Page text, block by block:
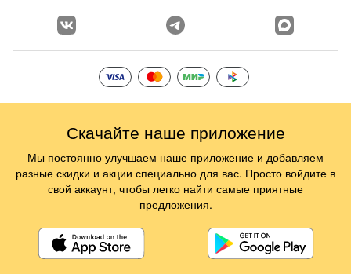
Скачайте наше приложение
Мы постоянно улучшаем наше приложение и добавляем
разные скидки и акции специально для вас. Просто войдите в
свой аккаунт, чтобы легко найти самые приятные
предложения.